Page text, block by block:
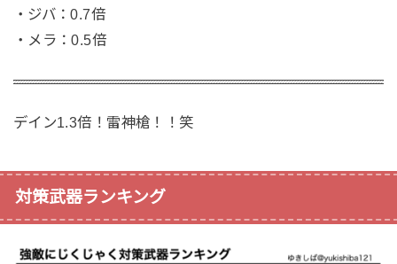
・ジバ：0.7倍
・メラ：0.5倍
デイン1.3倍！雷神槍！！笑
対策武器ランキング